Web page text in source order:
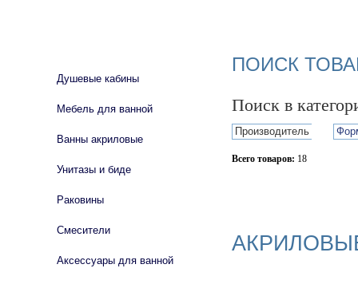
ПОИСК
Поиск в
Производитель
Всего товаров: 18
Душевые кабины
Мебель для ванной
Ванны акриловые
Унитазы и биде
Раковины
Смесители
Аксессуары для ванной